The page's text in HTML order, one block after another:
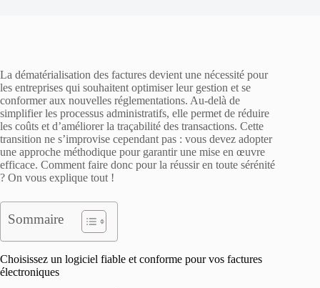
La dématérialisation des factures devient une nécessité pour
les entreprises qui souhaitent optimiser leur gestion et se
conformer aux nouvelles réglementations. Au-delà de
simplifier les processus administratifs, elle permet de réduire
les coûts et d’améliorer la traçabilité des transactions. Cette
transition ne s’improvise cependant pas : vous devez adopter
une approche méthodique pour garantir une mise en œuvre
efficace. Comment faire donc pour la réussir en toute sérénité
? On vous explique tout !
Sommaire
Choisissez un logiciel fiable et conforme pour vos factures
électroniques